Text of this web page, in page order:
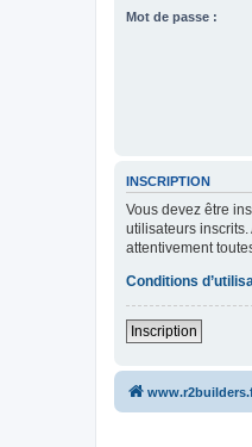
Mot de passe :
INSCRIPTION
Vous devez être
utilisateurs
attentivement
Conditions
Inscription